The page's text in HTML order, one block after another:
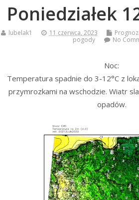
Poniedziałek
lubelak1 11 czerwca, 2023
pogody
No
Noc:
Temperatura spadnie do 3-12°C z
przymrozkami na wschodzie. Wiatr
opadów.